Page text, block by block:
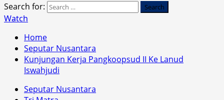
Search for:
Watch
Home
Seputar Nusantara
Kunjungan Kerja Pangkoopsud II Ke Lanud
Iswahjudi
Seputar Nusantara